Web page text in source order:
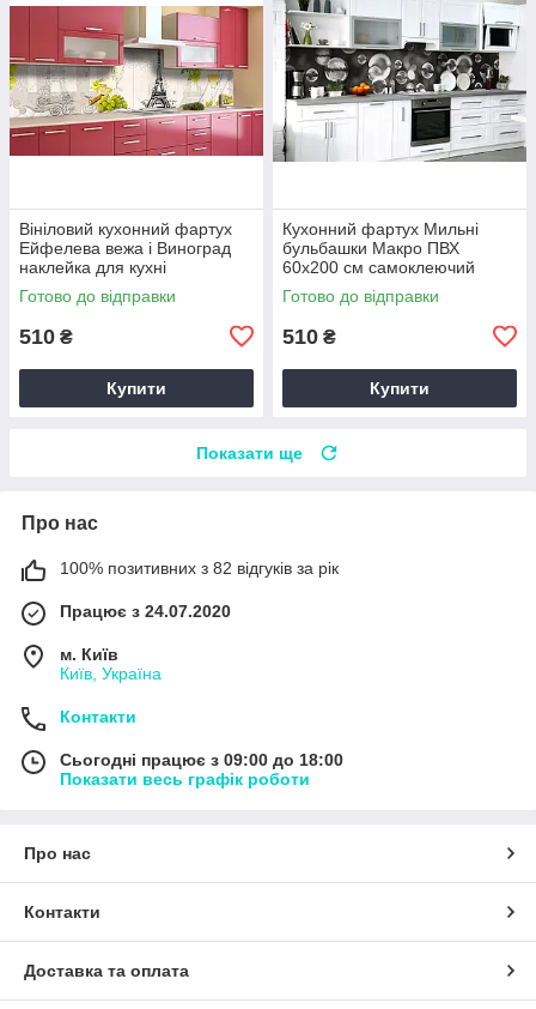
Вініловий кухонний фартух
Ейфелева вежа і Виноград
наклейка для кухні
Абстракція Сірий Happy
Pocket Z181460
Готово до відправки
510 ₴
Купити
Кухонний фартух Мильні
бульбашки Макро ПВХ
60х200 см самоклеючий
вініловий Текстура Сірий
Happy Pocket Z183363
Готово до відправки
510 ₴
Купити
Показати ще
Про нас
100% позитивних з 82 відгуків за рік
Працює з 24.07.2020
м. Київ
Київ, Україна
Контакти
Сьогодні працює з 09:00 до 18:00
Показати весь графік роботи
Про нас
Контакти
Доставка та оплата